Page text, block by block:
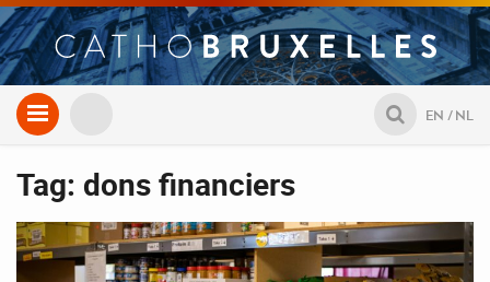
Aller
au
NL
EN
Tag: dons financiers